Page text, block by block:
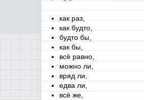
как раз,
как будто,
будто бы,
как бы,
всё равно,
можно ли,
вряд ли,
едва ли,
всё же,